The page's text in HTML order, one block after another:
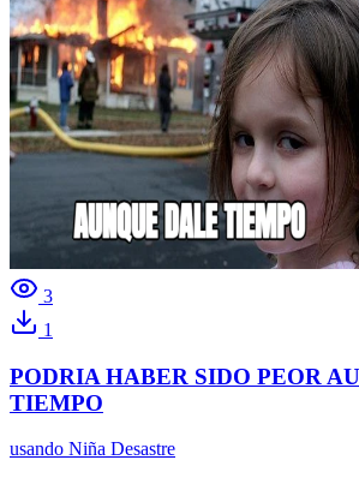
3
1
PODRIA HABER SIDO PEOR
TIEMPO
usando Niña Desastre